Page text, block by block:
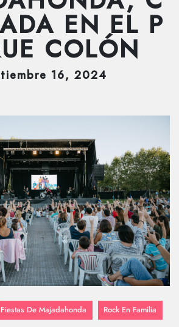
EN EL P
COLÓN
16, 2024
Fiestas De Majadahonda Rock En Familia